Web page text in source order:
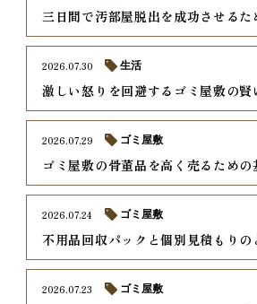
三日間で汚部屋脱出を成功させる
激しい怒りを回避するゴミ屋敷の
2026.07.30 生活
ゴミ屋敷の骨董品を高く売るための
2026.07.29 ゴミ屋敷
不用品回収パックと個別見積もり
2026.07.24 ゴミ屋敷
2026.07.23 ゴミ屋敷